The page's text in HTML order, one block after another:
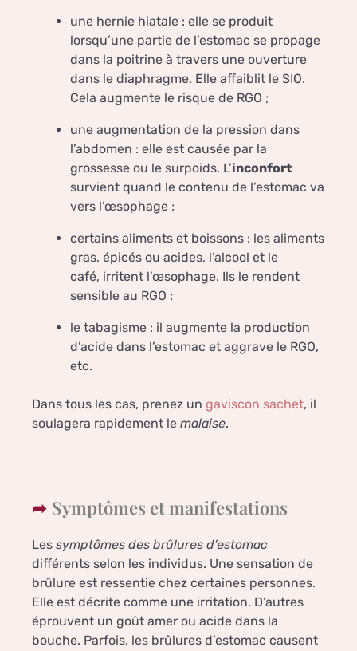
une hernie hiatale : elle se produit
lorsqu’une partie de l’estomac se propage
dans la poitrine à travers une ouverture
dans le diaphragme. Elle affaiblit le SIO.
Cela augmente le risque de RGO ;
une augmentation de la pression dans
l’abdomen : elle est causée par la
grossesse ou le surpoids. L’inconfort
survient quand le contenu de l’estomac va
vers l’œsophage ;
certains aliments et boissons : les aliments
gras, épicés ou acides, l’alcool et le
café, irritent l’œsophage. Ils le rendent
sensible au RGO ;
le tabagisme : il augmente la production
d’acide dans l’estomac et aggrave le RGO,
etc.
Dans tous les cas, prenez un gaviscon sachet, il
soulagera rapidement le malaise.
Symptômes et manifestations
Les symptômes des brûlures d’estomac
différents selon les individus. Une sensation de
brûlure est ressentie chez certaines personnes.
Elle est décrite comme une irritation. D’autres
éprouvent un goût amer ou acide dans la
bouche. Parfois, les brûlures d’estomac causent